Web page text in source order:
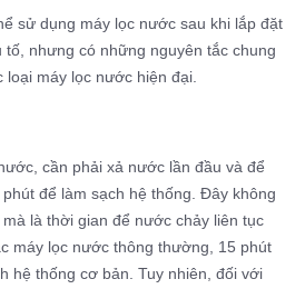
sử dụng máy lọc nước sau khi lắp đặt
tố, nhưng có những nguyên tắc chung
máy lọc nước hiện đại.
cần phải xả nước lần đầu và để
để làm sạch hệ thống. Đây không
là thời gian để nước chảy liên tục
máy lọc nước thông thường, 15 phút
hệ thống cơ bản. Tuy nhiên, đối với